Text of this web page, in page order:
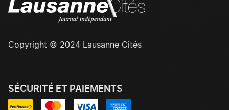
Copyright © 2024 Lausanne Cités
SÉCURITÉ ET PAIEMENTS